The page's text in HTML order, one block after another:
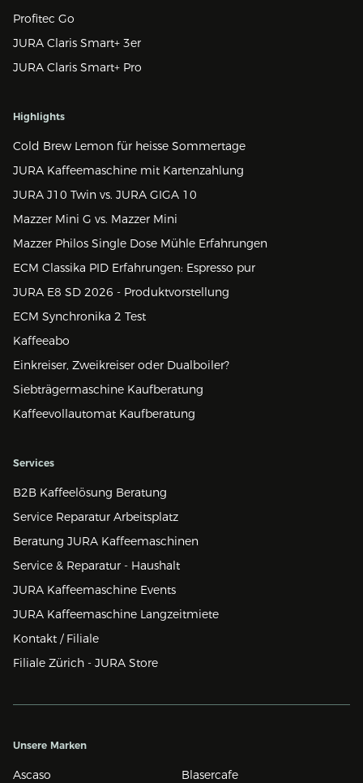
Profitec Go
JURA Claris Smart+ 3er
JURA Claris Smart+ Pro
Highlights
Cold Brew Lemon für heisse Sommertage
JURA Kaffeemaschine mit Kartenzahlung
JURA J10 Twin vs. JURA GIGA 10
Mazzer Mini G vs. Mazzer Mini
Mazzer Philos Single Dose Mühle Erfahrungen
ECM Classika PID Erfahrungen: Espresso pur
JURA E8 SD 2026 - Produktvorstellung
ECM Synchronika 2 Test
Kaffeeabo
Einkreiser, Zweikreiser oder Dualboiler?
Siebträgermaschine Kaufberatung
Kaffeevollautomat Kaufberatung
Services
B2B Kaffeelösung Beratung
Service Reparatur Arbeitsplatz
Beratung JURA Kaffeemaschinen
Service & Reparatur - Haushalt
JURA Kaffeemaschine Events
JURA Kaffeemaschine Langzeitmiete
Kontakt / Filiale
Filiale Zürich - JURA Store
Unsere Marken
Ascaso Blasercafe